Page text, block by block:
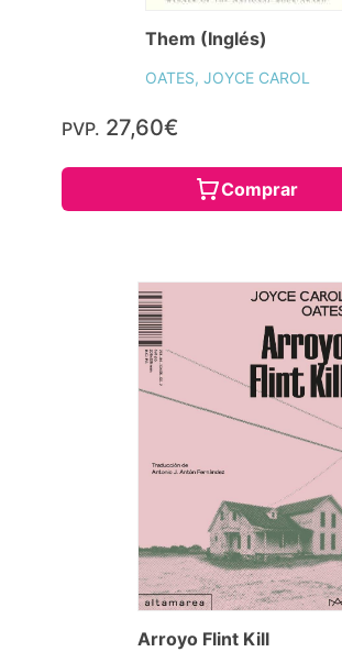
Them (Inglés)
OATES, JOYCE CAROL
PVP. 27,60€
Comprar
Arroyo Flint Kill